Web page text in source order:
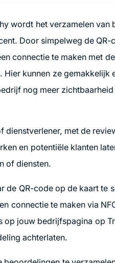
wordt het verzamelen van
Door simpelweg de QR-
connectie te maken met de
kunnen ze gemakkelijk
nog meer zichtbaarheid
dienstverlener, met de
en potentiële klanten
of diensten.
de QR-code op de kaart te
connectie te maken via
op jouw bedrijfspagina op
achterlaten.